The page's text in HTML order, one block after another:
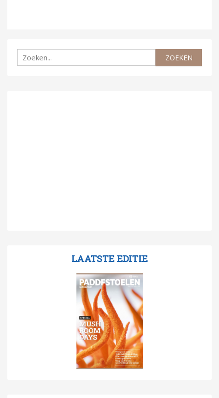
LAATSTE EDITIE